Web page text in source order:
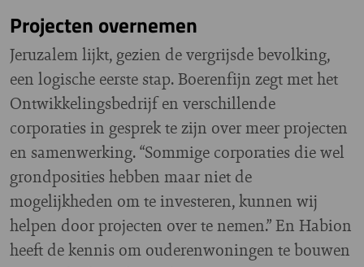
Projecten overnemen
Jeruzalem lijkt, gezien de vergrijsde bevolking,
een logische eerste stap. Boerenfijn zegt met het
Ontwikkelingsbedrijf en verschillende
corporaties in gesprek te zijn over meer projecten
en samenwerking. “Sommige corporaties die wel
grondposities hebben maar niet de
mogelijkheden om te investeren, kunnen wij
helpen door projecten over te nemen.” En Habion
heeft de kennis om ouderenwoningen te bouwen